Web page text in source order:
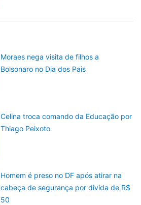
Moraes nega visita de filhos a
Bolsonaro no Dia dos Pais
Celina troca comando da Educação por
Thiago Peixoto
Homem é preso no DF após atirar na
cabeça de segurança por divida de R$
50